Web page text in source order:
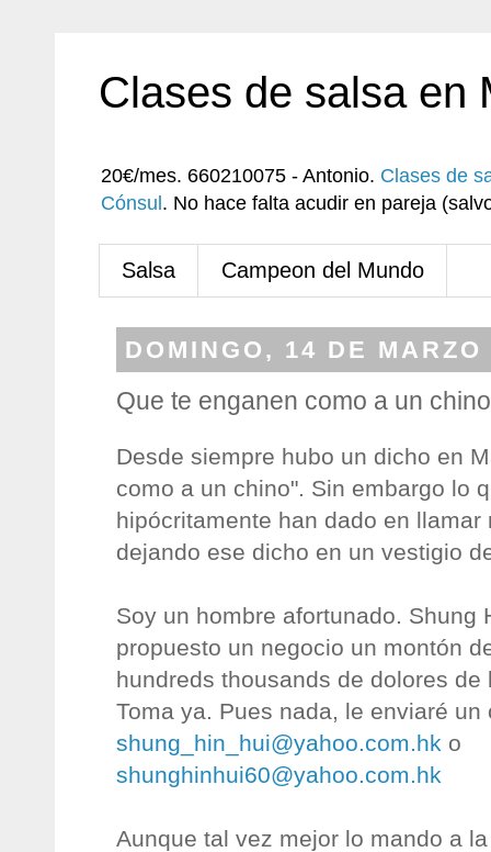
Clases de salsa en
20€/mes. 660210075 - Antonio. Clases de
Cónsul . No hace falta acudir en pareja
Salsa Campeon del Mundo
DOMINGO, 14 DE
Que te enganen como a un chino
Desde siempre hubo un dicho en
como a un chino". Sin embargo lo
hipócritamente han dado en
dejando ese dicho en un vestigio
Soy un hombre afortunado. Shung
propuesto un negocio un montón
hundreds thousands de dolores de
Toma ya. Pues nada, le enviaré
shung_hin_hui@yahoo.com.hk o
shunghinhui60@yahoo.com.hk
Aunque tal vez mejor lo mando a